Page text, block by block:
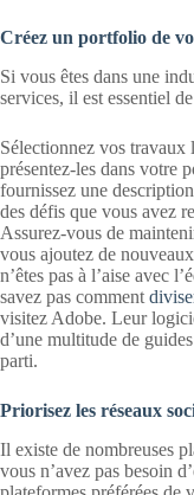
Créez un portfolio de
Si vous êtes dans une
services, il est essentiel
Sélectionnez vos travaux
présentez-les dans votre
fournissez une
des défis que vous avez
Assurez-vous de
vous ajoutez de
n’êtes pas à l’aise avec
savez pas comment
visitez Adobe. Leur
d’une multitude de
parti.
Priorisez les réseaux
Il existe de nombreuses
vous n’avez pas besoin